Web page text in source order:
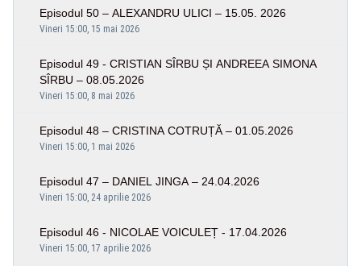
Episodul 50 – ALEXANDRU ULICI – 15.05. 2026
Vineri 15:00, 15 mai 2026
Episodul 49 - CRISTIAN SÎRBU ȘI ANDREEA SIMONA
SÎRBU – 08.05.2026
Vineri 15:00, 8 mai 2026
Episodul 48 – CRISTINA COTRUȚĂ – 01.05.2026
Vineri 15:00, 1 mai 2026
Episodul 47 – DANIEL JINGA – 24.04.2026
Vineri 15:00, 24 aprilie 2026
Episodul 46 - NICOLAE VOICULEȚ - 17.04.2026
Vineri 15:00, 17 aprilie 2026